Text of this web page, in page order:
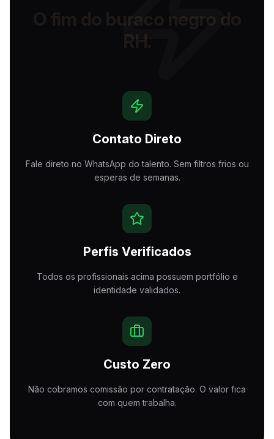
O fim do buraco negro do
RH.
Contato Direto
Fale direto no WhatsApp do talento. Sem filtros frios ou
esperas de semanas.
Perfis Verificados
Todos os profissionais acima possuem portfólio e
identidade validados.
Custo Zero
Não cobramos comissão por contratação. O valor fica
com quem trabalha.